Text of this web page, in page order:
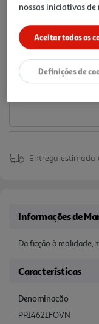
39,99 €
Notas de preparação
Entrega estimada
Informações de
Da ficção à realidade,
Características
Denominação
PP14621FOVN
nossas iniciativas
Aceitar todos os
Definições de